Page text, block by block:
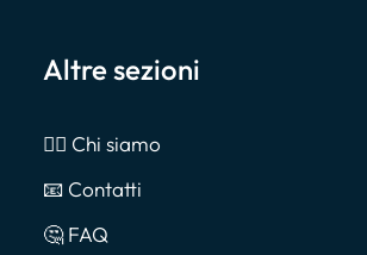
Altre sezioni
🙎‍♂️ Chi siamo
📧 Contatti
🤔 FAQ